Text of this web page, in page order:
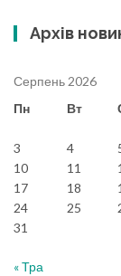
Архів
Серпень 2026
Пн
Вт
3
4
10
11
17
18
24
25
31
« Тра